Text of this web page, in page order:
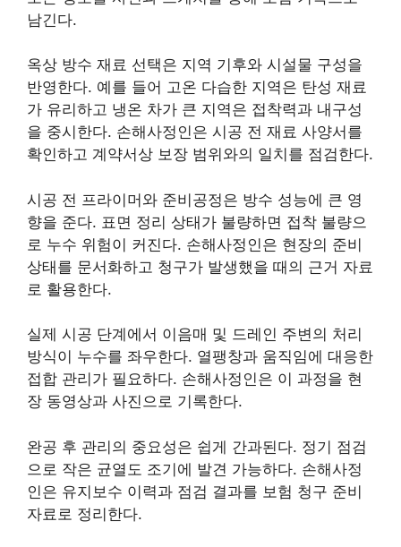
남긴다.
옥상 방수 재료 선택은 지역 기후와 시설물 구성을
반영한다. 예를 들어 고온 다습한 지역은 탄성 재료
가 유리하고 냉온 차가 큰 지역은 접착력과 내구성
을 중시한다. 손해사정인은 시공 전 재료 사양서를
확인하고 계약서상 보장 범위와의 일치를 점검한다.
시공 전 프라이머와 준비공정은 방수 성능에 큰 영
향을 준다. 표면 정리 상태가 불량하면 접착 불량으
로 누수 위험이 커진다. 손해사정인은 현장의 준비
상태를 문서화하고 청구가 발생했을 때의 근거 자료
로 활용한다.
실제 시공 단계에서 이음매 및 드레인 주변의 처리
방식이 누수를 좌우한다. 열팽창과 움직임에 대응한
접합 관리가 필요하다. 손해사정인은 이 과정을 현
장 동영상과 사진으로 기록한다.
완공 후 관리의 중요성은 쉽게 간과된다. 정기 점검
으로 작은 균열도 조기에 발견 가능하다. 손해사정
인은 유지보수 이력과 점검 결과를 보험 청구 준비
자료로 정리한다.